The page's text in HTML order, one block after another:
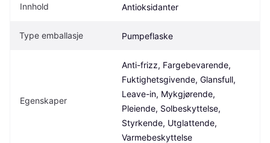
Innhold Antioksidanter
Type emballasje Pumpeflaske
Egenskaper
Anti-frizz, Fargebevarende,
Fuktighetsgivende, Glansfull,
Leave-in, Mykgjørende,
Pleiende, Solbeskyttelse,
Styrkende, Utglattende,
Varmebeskyttelse